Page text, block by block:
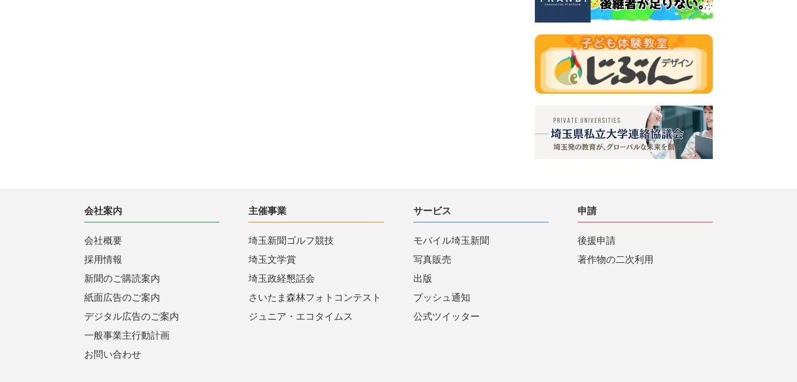
会社案内
会社概要
採用情報
新聞のご購読案内
紙面広告のご案内
デジタル広告のご案内
一般事業主行動計画
お問い合わせ
主催事業
埼玉新聞ゴルフ競技
埼玉文学賞
埼玉政経懇話会
さいたま森林フォトコンテスト
ジュニア・エコタイムス
サービス
モバイル埼玉新聞
写真販売
出版
プッシュ通知
公式ツイッター
申請
後援申請
著作物の二次利用